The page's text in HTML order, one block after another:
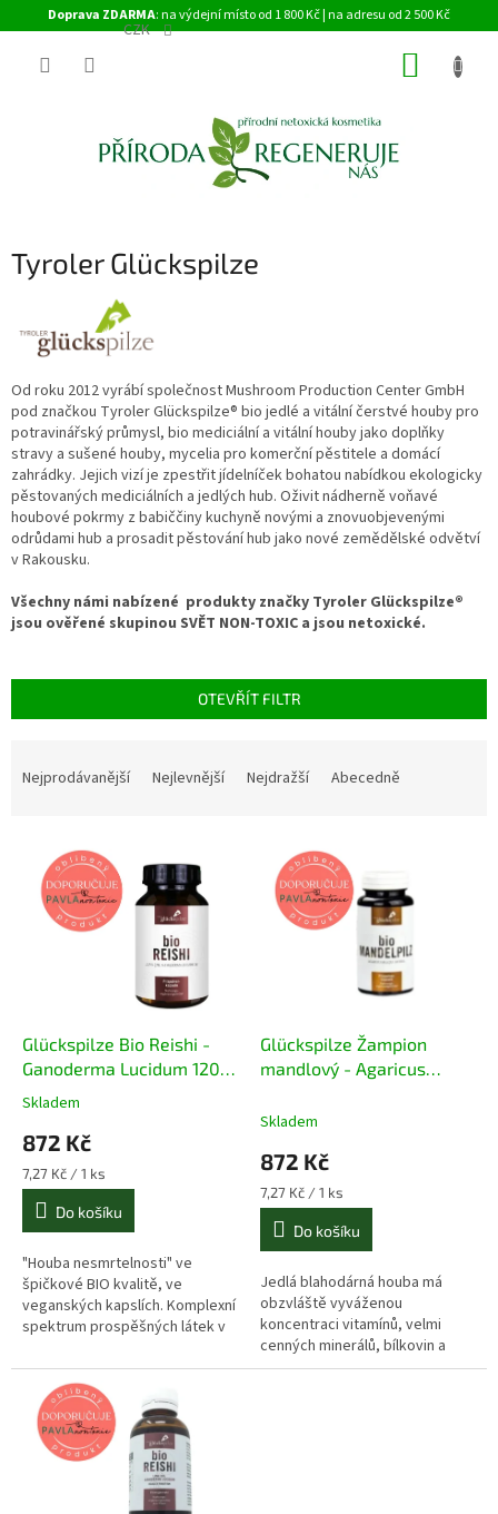
na
Doprava ZDARMA: na výdejní místo od 1 800 Kč | na adresu od 2 500 Kč
CZK
Tyroler Glückspilze
Od roku 2012 vyrábí společnost Mushroom Production Center GmbH
pod značkou Tyroler Glückspilze® bio jedlé a vitální čerstvé houby pro
potravinářský průmysl, bio mediciální a vitální houby jako doplňky
stravy a sušené houby, mycelia pro komerční pěstitele a domácí
zahrádky. Jejich vizí je zpestřit jídelníček bohatou nabídkou ekologicky
pěstovaných mediciálních a jedlých hub. Oživit nádherně voňavé
houbové pokrmy z babiččiny kuchyně novými a znovuobjevenými
odrůdami hub a prosadit pěstování hub jako nové zemědělské odvětví
v Rakousku.
Všechny námi nabízené produkty značky Tyroler Glückspilze®
jsou ověřené skupinou SVĚT NON-TOXIC a jsou netoxické.
OTEVŘÍT FILTR
Nejprodávanější Nejlevnější Nejdražší Abecedně
Glückspilze Bio Reishi -
Ganoderma Lucidum 120
kapslí
Průměrné
produktu
je
5,0
5
hvězdiček.
Skladem
872 Kč
Měrná
cena:
7,27 Kč / 1 ks
Do košíku
"Houba nesmrtelnosti" ve
špičkové BIO kvalitě, ve
veganských kapslích. Komplexní
spektrum prospěšných látek v
nežádoucích příměsí.
Glückspilze Žampion
mandlový - Agaricus
Skladem
872 Kč
Měrná
cena:
7,27 Kč / 1 ks
Do košíku
Jedlá blahodárná houba má
obzvláště vyváženou
koncentraci vitamínů, velmi
cenných minerálů, bílkovin a
aminokyselin a také vysoký